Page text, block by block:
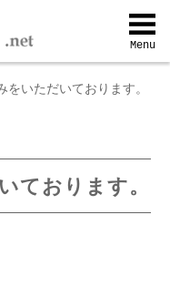
Menu
をいただいております。
ております。